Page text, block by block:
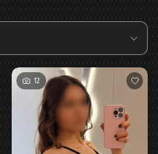
12